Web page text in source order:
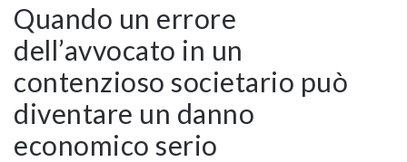
Quando un errore
dell’avvocato in un
contenzioso societario può
diventare un danno
economico serio